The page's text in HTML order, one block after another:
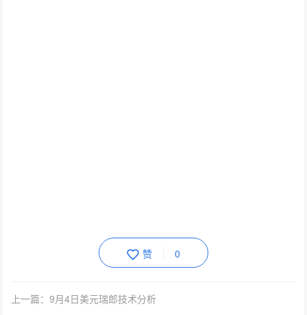
赞 0
上一篇：9月4日美元瑞郎技术分析